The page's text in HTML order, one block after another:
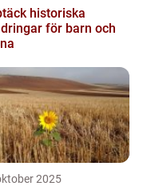
historiska
för barn och
2025